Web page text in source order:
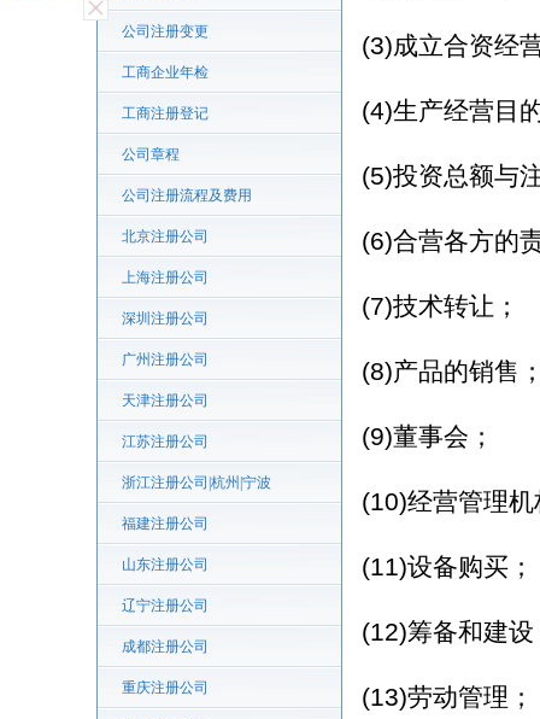
公司注册变更
工商企业年检
工商注册登记
公司章程
公司注册流程及费用
北京注册公司
上海注册公司
深圳注册公司
广州注册公司
天津注册公司
江苏注册公司
浙江注册公司|杭州|宁波
福建注册公司
山东注册公司
辽宁注册公司
成都注册公司
重庆注册公司
(3)成立合资经
(4)生产经营目
(5)投资总额与
(6)合营各方的
(7)技术转让；
(8)产品的销售
(9)董事会；
(10)经营管理机
(11)设备购买；
(12)筹备和建设
(13)劳动管理；